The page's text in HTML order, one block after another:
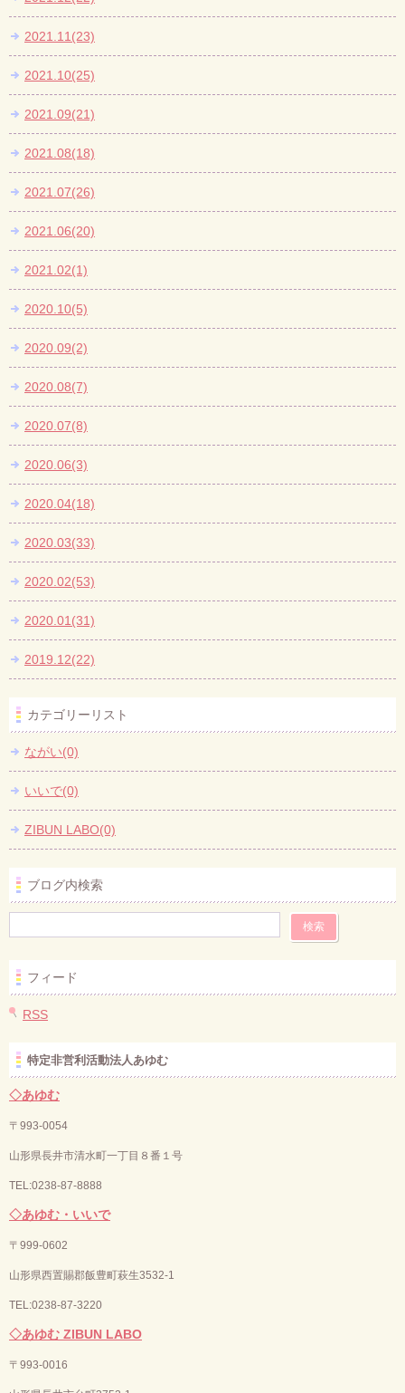
2021.11(23)
2021.10(25)
2021.09(21)
2021.08(18)
2021.07(26)
2021.06(20)
2021.02(1)
2020.10(5)
2020.09(2)
2020.08(7)
2020.07(8)
2020.06(3)
2020.04(18)
2020.03(33)
2020.02(53)
2020.01(31)
2019.12(22)
カテゴリーリスト
ながい(0)
いいで(0)
ZIBUN LABO(0)
ブログ内検索
フィード
RSS
特定非営利活動法人あゆむ
◇あゆむ
〒993-0054
山形県長井市清水町一丁目８番１号
TEL:0238-87-8888
◇あゆむ・いいで
〒 999-0602
山形県西置賜郡飯豊町萩生3532-1
TEL:0238-87-3220
◇あゆむ ZIBUN LABO
〒 993-0016